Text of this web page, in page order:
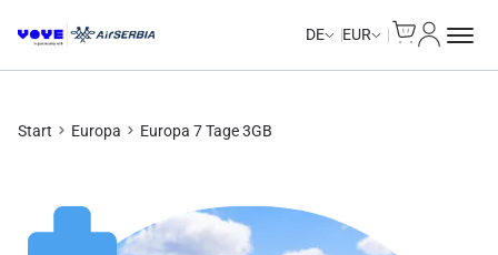
DE EUR
Start Europa Europa 7 Tage 3GB